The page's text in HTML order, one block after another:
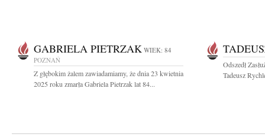
GABRIELA PIETRZAK WIEK: 84
POZNAŃ
Z głębokim żalem zawiadamiamy, że dnia 23 kwietnia
2025 roku zmarła Gabriela Pietrzak lat 84...
Odszedł
Tadeusz